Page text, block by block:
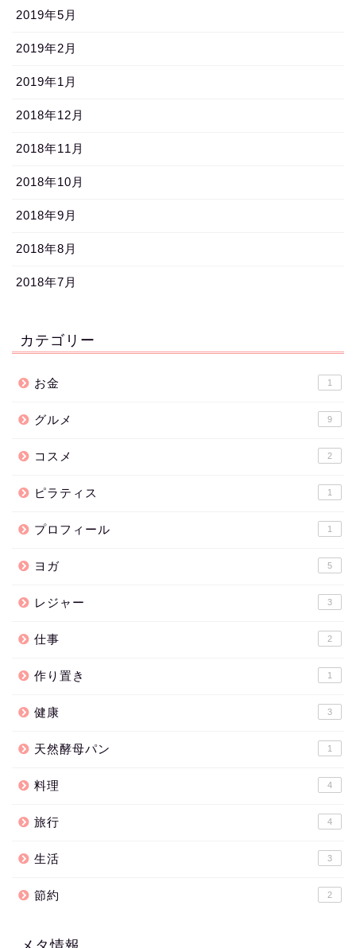
2019年5月
2019年2月
2019年1月
2018年12月
2018年11月
2018年10月
2018年9月
2018年8月
2018年7月
カテゴリー
お金 1
グルメ 9
コスメ 2
ピラティス 1
プロフィール 1
ヨガ 5
レジャー 3
仕事 2
作り置き 1
健康 3
天然酵母パン 1
料理 4
旅行 4
生活 3
節約 2
メタ情報